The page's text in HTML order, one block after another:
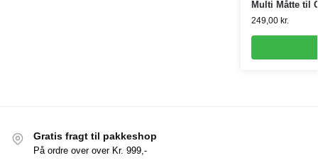
Multi Måtte til
249,00 kr.
Gratis fragt til pakkeshop
På ordre over over Kr. 999,-